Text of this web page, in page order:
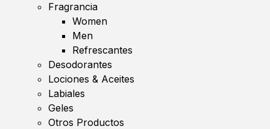
Fragrancia
Women
Men
Refrescantes
Desodorantes
Lociones & Aceites
Labiales
Geles
Otros Productos